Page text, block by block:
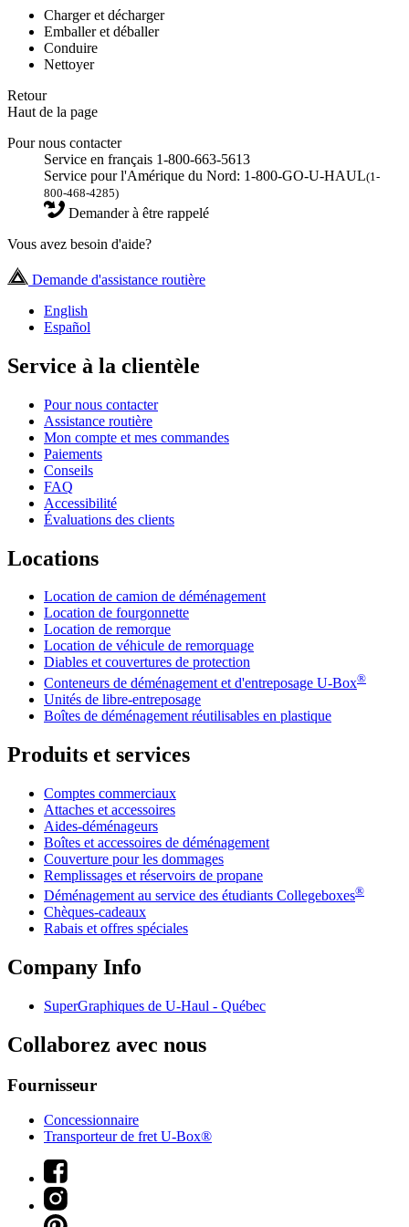
Charger et décharger
Emballer et déballer
Conduire
Nettoyer
Retour
Haut de la page
Pour nous contacter
Service en français 1-800-663-5613
Service pour l'Amérique du Nord: 1-800-GO-U-HAUL(1-
800-468-4285)
Demander à être rappelé
Vous avez besoin d'aide?
Demande d'assistance routière
English
Español
Service à la clientèle
Pour nous contacter
Assistance routière
Mon compte et mes commandes
Paiements
Conseils
FAQ
Accessibilité
Évaluations des clients
Locations
Location de camion de déménagement
Location de fourgonnette
Location de remorque
Location de véhicule de remorquage
Diables et couvertures de protection
Conteneurs de déménagement et d'entreposage U-Box®
Unités de libre-entreposage
Boîtes de déménagement réutilisables en plastique
Produits et services
Comptes commerciaux
Attaches et accessoires
Aides-déménageurs
Boîtes et accessoires de déménagement
Couverture pour les dommages
Remplissages et réservoirs de propane
Déménagement au service des étudiants Collegeboxes®
Chèques-cadeaux
Rabais et offres spéciales
Company Info
SuperGraphiques de U-Haul - Québec
Collaborez avec nous
Fournisseur
Concessionnaire
Transporteur de fret U-Box®